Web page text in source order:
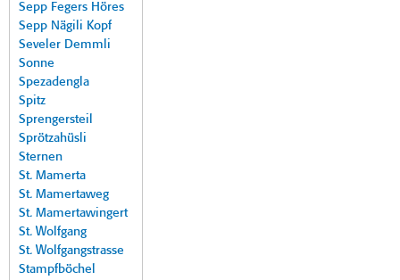
Sepp Fegers Höres
Sepp Nägili Kopf
Seveler Demmli
Sonne
Spezadengla
Spitz
Sprengersteil
Sprötzahüsli
Sternen
St. Mamerta
St. Mamertaweg
St. Mamertawingert
St. Wolfgang
St. Wolfgangstrasse
Stampfböchel